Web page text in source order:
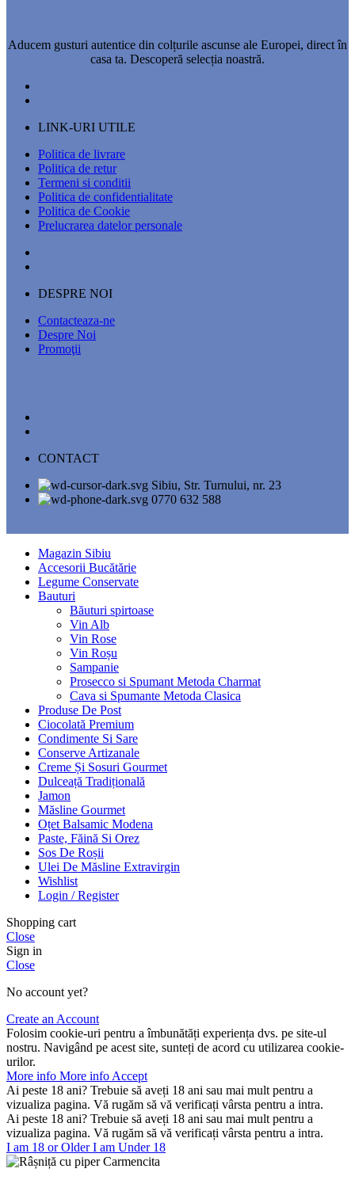
Aducem gusturi autentice din colțurile ascunse ale Europei, direct în
casa ta. Descoperă selecția noastră.
LINK-URI UTILE
Politica de livrare
Politica de retur
Termeni si conditii
Politica de confidentialitate
Politica de Cookie
Prelucrarea datelor personale
DESPRE NOI
Contacteaza-ne
Despre Noi
Promoţii
CONTACT
Sibiu, Str. Turnului, nr. 23
0770 632 588
Magazin Sibiu
Accesorii Bucătărie
Legume Conservate
Bauturi
Băuturi spirtoase
Vin Alb
Vin Rose
Vin Roșu
Sampanie
Prosecco si Spumant Metoda Charmat
Cava si Spumante Metoda Clasica
Produse De Post
Ciocolată Premium
Condimente Si Sare
Conserve Artizanale
Creme Și Sosuri Gourmet
Dulceață Tradițională
Jamon
Măsline Gourmet
Oțet Balsamic Modena
Paste, Făină Si Orez
Sos De Roșii
Ulei De Măsline Extravirgin
Wishlist
Login / Register
Shopping cart
Close
Sign in
Close
No account yet?
Create an Account
Folosim cookie-uri pentru a îmbunătăți experiența dvs. pe site-ul
nostru. Navigând pe acest site, sunteți de acord cu utilizarea cookie-
urilor.
More info More info Accept
Ai peste 18 ani? Trebuie să aveți 18 ani sau mai mult pentru a
vizualiza pagina. Vă rugăm să vă verificați vârsta pentru a intra.
Ai peste 18 ani? Trebuie să aveți 18 ani sau mai mult pentru a
vizualiza pagina. Vă rugăm să vă verificați vârsta pentru a intra.
I am 18 or OlderI am Under 18